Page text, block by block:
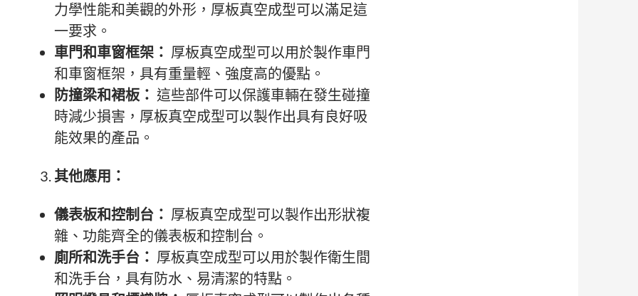
力學性能和美觀的外形，厚板真空成型可以滿足這
一要求。
車門和車窗框架： 厚板真空成型可以用於製作車門
和車窗框架，具有重量輕、強度高的優點。
防撞梁和裙板： 這些部件可以保護車輛在發生碰撞
時減少損害，厚板真空成型可以製作出具有良好吸
能效果的產品。
其他應用：
儀表板和控制台： 厚板真空成型可以製作出形狀複
雜、功能齊全的儀表板和控制台。
廁所和洗手台： 厚板真空成型可以用於製作衛生間
和洗手台，具有防水、易清潔的特點。